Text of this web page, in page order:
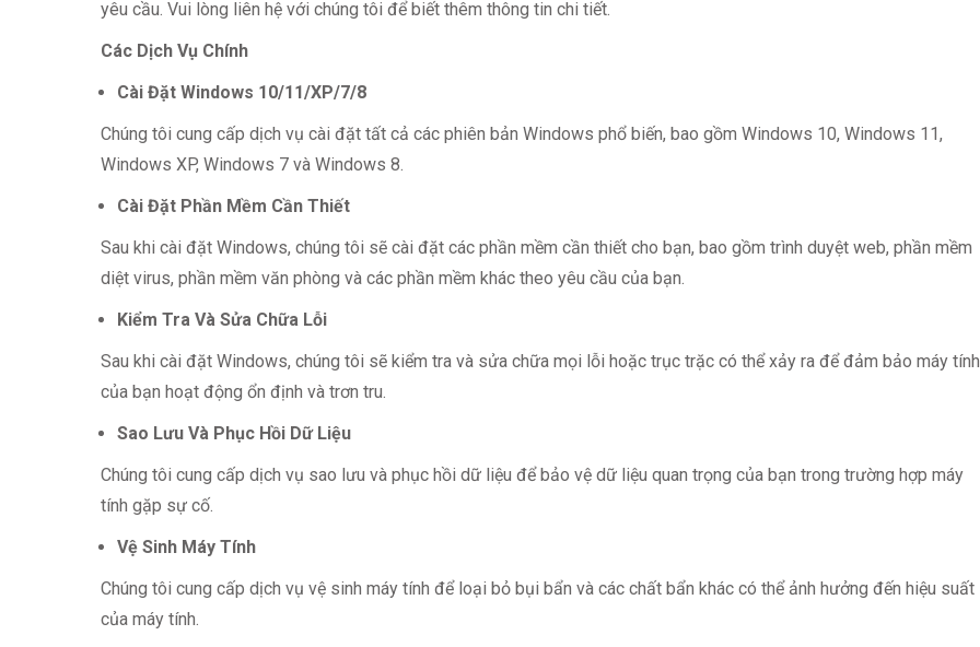
yêu cầu. Vui lòng liên hệ với chúng tôi để biết thêm thông tin chi tiết.
Các Dịch Vụ Chính
Cài Đặt Windows 10/11/XP/7/8
Chúng tôi cung cấp dịch vụ cài đặt tất cả các phiên bản Windows phổ biến, bao gồm Windows 10, Windows 11,
Windows XP, Windows 7 và Windows 8.
Cài Đặt Phần Mềm Cần Thiết
Sau khi cài đặt Windows, chúng tôi sẽ cài đặt các phần mềm cần thiết cho bạn, bao gồm trình duyệt web, phần mềm
diệt virus, phần mềm văn phòng và các phần mềm khác theo yêu cầu của bạn.
Kiểm Tra Và Sửa Chữa Lỗi
Sau khi cài đặt Windows, chúng tôi sẽ kiểm tra và sửa chữa mọi lỗi hoặc trục trặc có thể xảy ra để đảm bảo máy tính
của bạn hoạt động ổn định và trơn tru.
Sao Lưu Và Phục Hồi Dữ Liệu
Chúng tôi cung cấp dịch vụ sao lưu và phục hồi dữ liệu để bảo vệ dữ liệu quan trọng của bạn trong trường hợp máy
tính gặp sự cố.
Vệ Sinh Máy Tính
Chúng tôi cung cấp dịch vụ vệ sinh máy tính để loại bỏ bụi bẩn và các chất bẩn khác có thể ảnh hưởng đến hiệu suất
của máy tính.